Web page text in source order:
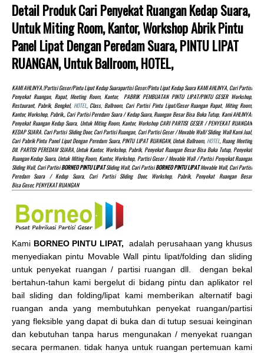
Detail Produk Cari Penyekat Ruangan Kedap Suara,
Untuk Miting Room, Kantor, Workshop Abrik Pintu
Panel Lipat Dengan Peredam Suara, PINTU LIPAT
RUANGAN, Untuk Ballroom, HOTEL,
KAMI AHLINYA.!partisi Geser/pintu Lipat Kedap Suarapartisi Geser/pintu Lipat Kedap Suara KAMI AHLINYA, Cari Partisi
Penyekat Ruangan, Rapat, Meeting Room, Kantor, PABRIK PEMBUATAN PINTU LIPAT/PINTU GESER Workshop,
Restaurant, Pabrik, Bengkel, HOTEL, Class, Ballroom, Cari Partisi Pintu Lipat/Geser Ruangan Rapat, Miting Room,
Kantor, Workshop, Pabrik,, Cari Partisi Peredam Suara / Kedap Suara, Ruangan Besar Bisa Buka Tutup, Kami AHLINYA!
Penyekat Ruangan Kedap Suara, Untuk Miting Room, Kantor, Workshop CARI PARTISI GESER / PENYEKAT RUANGAN
KEDAP SUARA. Cari Partisi Sliding Door, Cari Partisi Ruangan, Cari Partisi Geser / Movable Wall/ Sliding Wall Kami Jual,
Cari Pabrik Pintu Panel Lipat Dengan Peredam Suara, PINTU LIPAT RUANGAN, Untuk Ballroom, HOTEL, Ruang Meeting
Dll. PARTISI PEREDAM SUARA, Untuk Kantor, Workshop, Pabrik, Penyekat Ruangan Besar Bisa Buka Tutup, Penyekat
Ruangan Kedap Suara, Untuk Miting Room, Kantor, Workshop, Partisi Geser / Movable Wall / Partisi Penyekat Ruangan
Sliding Wall, Cari PartisiBORNEO PINTU LIPATSliding Wall, Cari PartisiBORNEO PINTU LIPATMovable Wall, Cari Partisi
Peredam Suara / Kedap Suara, Cari Partisi Sliding Door, Workshop, Pabrik, Penyekat Ruangan Besar
Bisa Geser, PENYEKAT RUANGAN
Kami BORNEO PINTU LIPAT, adalah perusahaan yang khusus
menyediakan pintu Movable Wall pintu lipat/folding dan sliding
untuk penyekat ruangan / partisi ruangan dll. dengan bekal
bertahun-tahun kami bergelut di bidang pintu dan aplikator rel
bail sliding dan folding/lipat kami memberikan alternatif bagi
ruangan anda yang membutuhkan penyekat ruangan/partisi
yang fleksible yang dapat di buka dan di tutup sesuai keinginan
dan kebutuhan tanpa harus mengunakan / menyekat ruangan
secara permanen. tidak hanya untuk ruangan pertemuan kami